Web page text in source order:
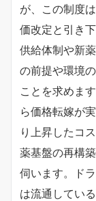
が、この制度
価改定と引き
供給体制や新
の前提や環境
ことを求めま
ら価格転嫁が
り上昇したコ
薬基盤の再構
伺います。
ド
は流通してい